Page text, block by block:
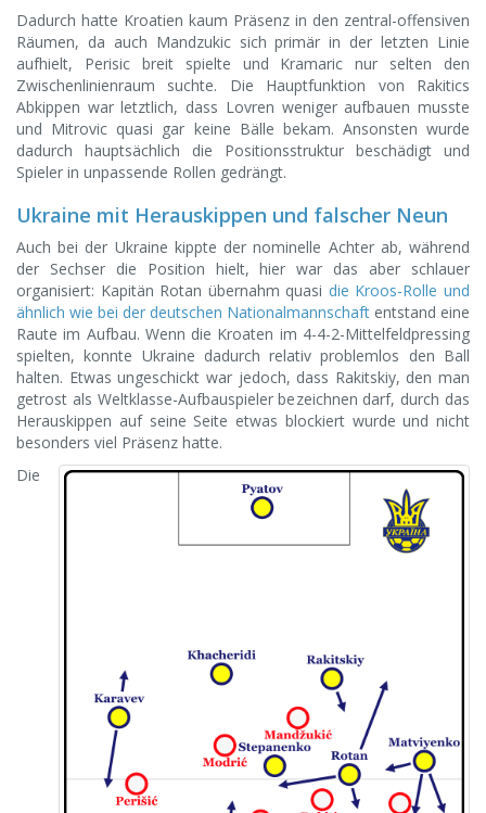
Dadurch hatte Kroatien kaum Präsenz in den zentral-offensiven
Räumen, da auch Mandzukic sich primär in der letzten Linie
aufhielt, Perisic breit spielte und Kramaric nur selten den
Zwischenlinienraum suchte. Die Hauptfunktion von Rakitics
Abkippen war letztlich, dass Lovren weniger aufbauen musste
und Mitrovic quasi gar keine Bälle bekam. Ansonsten wurde
dadurch hauptsächlich die Positionsstruktur beschädigt und
Spieler in unpassende Rollen gedrängt.
Ukraine mit Herauskippen und falscher Neun
Auch bei der Ukraine kippte der nominelle Achter ab, während
der Sechser die Position hielt, hier war das aber schlauer
organisiert: Kapitän Rotan übernahm quasi die Kroos-Rolle und
ähnlich wie bei der deutschen Nationalmannschaft entstand eine
Raute im Aufbau. Wenn die Kroaten im 4-4-2-Mittelfeldpressing
spielten, konnte Ukraine dadurch relativ problemlos den Ball
halten. Etwas ungeschickt war jedoch, dass Rakitskiy, den man
getrost als Weltklasse-Aufbauspieler bezeichnen darf, durch das
Herauskippen auf seine Seite etwas blockiert wurde und nicht
besonders viel Präsenz hatte.
Die